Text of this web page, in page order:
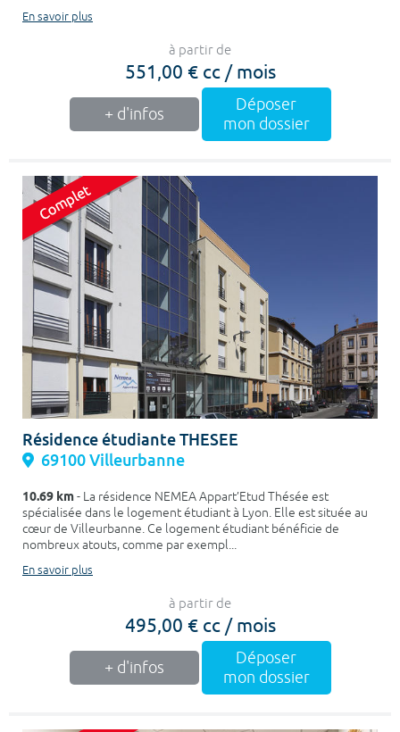
En savoir plus
à partir de
551,00 € cc / mois
+ d'infos
Déposer
mon dossier
Résidence étudiante THESEE
69100 Villeurbanne
10.69 km- La résidence NEMEA Appart’Etud Thésée est
spécialisée dans le logement étudiant à Lyon. Elle est située au
cœur de Villeurbanne. Ce logement étudiant bénéficie de
nombreux atouts, comme par exempl...
En savoir plus
à partir de
495,00 € cc / mois
+ d'infos
Déposer
mon dossier